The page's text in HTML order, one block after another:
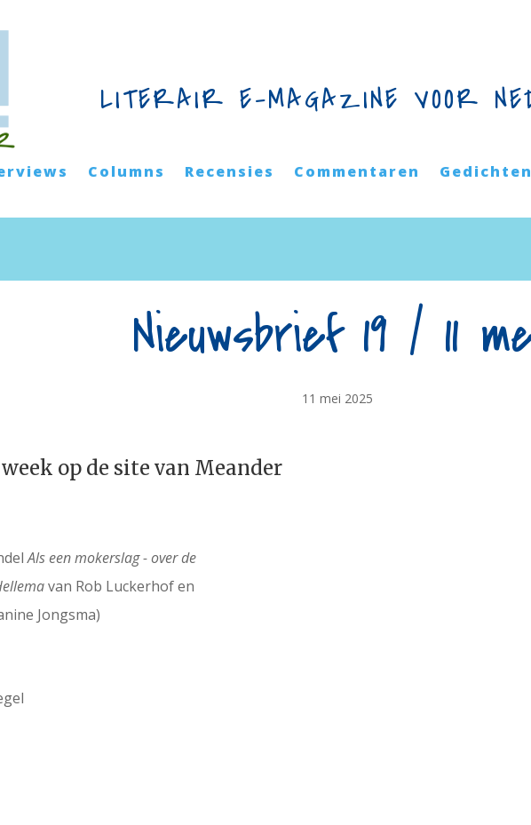
LITERAIR E-MAGAZINE VOOR
Columns Recensies Commentaren Gedichten
Nieuwsbrief 19 / 11
11 mei 2025
op de site van Meander
Als een mokerslag - over de
van Rob Luckerhof en
Jongsma)